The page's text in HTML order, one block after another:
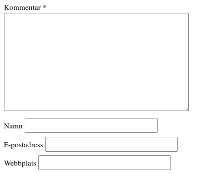
Kommentar *
Namn
E-postadress
Webbplats